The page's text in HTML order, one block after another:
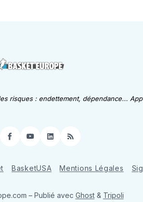
risques : endettement, dépendance...
Facebook
YouTube
LinkedIn
RSS
BasketUSA Mentions Légales
– Publié avec Ghost& Tripoli